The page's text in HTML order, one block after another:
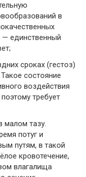
в
— единственный
сроках (гестоз)
состояние
воздействия
требует
малом тазу.
потуг и
путям, в такой
кровотечение,
влагалища